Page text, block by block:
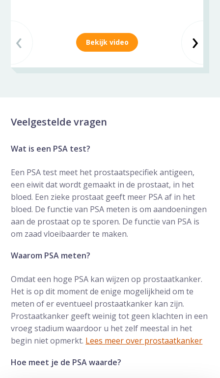
Vorige slide
‹ ›
Bekijk video
Veelgestelde vragen
Wat is een PSA test?
Een PSA test meet het prostaatspecifiek antigeen,
een eiwit dat wordt gemaakt in de prostaat, in het
bloed. Een zieke prostaat geeft meer PSA af in het
bloed. De functie van PSA meten is om aandoeningen
aan de prostaat op te sporen. De functie van PSA is
om zaad vloeibaarder te maken.
Waarom PSA meten?
Omdat een hoge PSA kan wijzen op prostaatkanker.
Het is op dit moment de enige mogelijkheid om te
meten of er eventueel prostaatkanker kan zijn.
Prostaatkanker geeft weinig tot geen klachten in een
vroeg stadium waardoor u het zelf meestal in het
begin niet opmerkt. Lees meer over prostaatkanker
Hoe meet je de PSA waarde?